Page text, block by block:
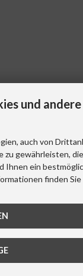
und andere
auch von
zu gewährleisten, die
Ihnen ein
finden Sie